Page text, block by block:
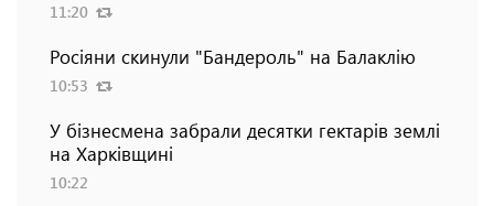
11:20
Росіяни скинули "Бандероль" на Балаклію
10:53
У бізнесмена забрали десятки гектарів землі
на Харківщині
10:22